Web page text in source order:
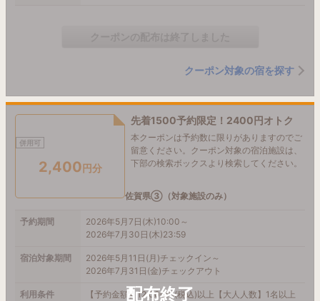
クーポン対象の宿を探す
併用可
2,400円分
先着1500予約限定！2400円オトク
本クーポンは予約数に限りがありますのでご
留意ください。クーポン対象の宿泊施設は、
下部の検索ボックスより検索してください。
佐賀県③（対象施設のみ）
予約期間
2026年5月7日(木)10:00～
2026年7月30日(木)23:59
宿泊対象期間
2026年5月11日(月)チェックイン～
2026年7月31日(金)チェックアウト
利用条件
【予約金額】12,000円(税込)以上【大人人数】1名以上